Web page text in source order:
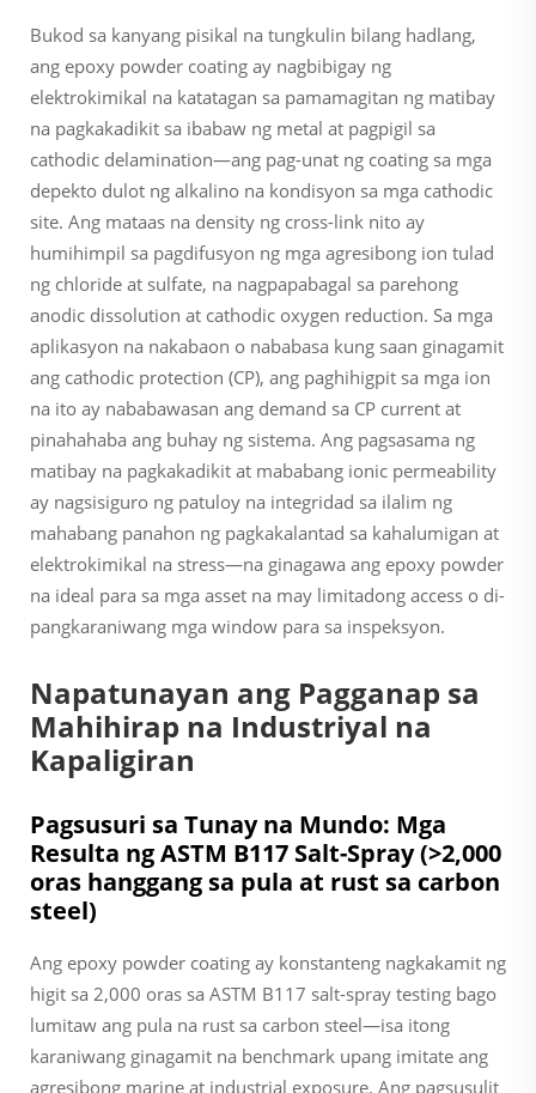
Bukod sa kanyang pisikal na tungkulin bilang hadlang,
ang epoxy powder coating ay nagbibigay ng
elektrokimikal na katatagan sa pamamagitan ng matibay
na pagkakadikit sa ibabaw ng metal at pagpigil sa
cathodic delamination—ang pag-unat ng coating sa mga
depekto dulot ng alkalino na kondisyon sa mga cathodic
site. Ang mataas na density ng cross-link nito ay
humihimpil sa pagdifusyon ng mga agresibong ion tulad
ng chloride at sulfate, na nagpapabagal sa parehong
anodic dissolution at cathodic oxygen reduction. Sa mga
aplikasyon na nakabaon o nababasa kung saan ginagamit
ang cathodic protection (CP), ang paghihigpit sa mga ion
na ito ay nababawasan ang demand sa CP current at
pinahahaba ang buhay ng sistema. Ang pagsasama ng
matibay na pagkakadikit at mababang ionic permeability
ay nagsisiguro ng patuloy na integridad sa ilalim ng
mahabang panahon ng pagkakalantad sa kahalumigan at
elektrokimikal na stress—na ginagawa ang epoxy powder
na ideal para sa mga asset na may limitadong access o di-
pangkaraniwang mga window para sa inspeksyon.
Napatunayan ang Pagganap sa
Mahihirap na Industriyal na
Kapaligiran
Pagsusuri sa Tunay na Mundo: Mga
Resulta ng ASTM B117 Salt-Spray (>2,000
oras hanggang sa pula at rust sa carbon
steel)
Ang epoxy powder coating ay konstanteng nagkakamit ng
higit sa 2,000 oras sa ASTM B117 salt-spray testing bago
lumitaw ang pula na rust sa carbon steel—isa itong
karaniwang ginagamit na benchmark upang imitate ang
agresibong marine at industrial exposure. Ang pagsusulit